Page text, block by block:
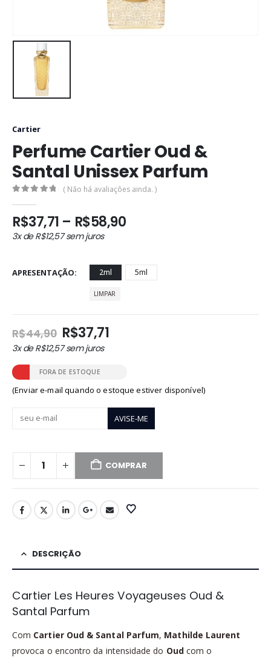
Cartier
Perfume Cartier Oud &
Santal Unissex Parfum
( Não há avaliações ainda. )
R$37,71 – R$58,90Faixa
R$37,71
através
3x deR$12,57sem juros
APRESENTAÇÃO 2ml 5ml
LIMPAR
R$44,90 O
preço
original
era:
R$44,90.
R$37,71O
R$37,71.
3x deR$12,57sem juros
FORA DE ESTOQUE
(Enviar e-mail quando o estoque estiver disponível)
COMPRAR
DESCRIÇÃO
Cartier Les Heures Voyageuses Oud &
Santal Parfum
Com Cartier Oud & Santal Parfum, Mathilde Laurent
provoca o encontro da intensidade do Oudcom o